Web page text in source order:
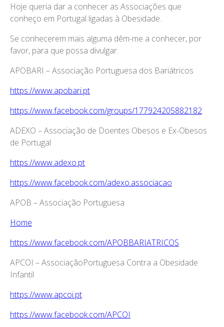
Hoje queria dar a conhecer as Associações que
conheço em Portugal ligadas à Obesidade.
Se conhecerem mais alguma dêm-me a conhecer, por
favor, para que possa divulgar.
APOBARI – Associação Portuguesa dos Bariátricos
https://www.apobari.pt
https://www.facebook.com/groups/177924205882182
ADEXO – Associação de Doentes Obesos e Ex-Obesos
de Portugal
https://www.adexo.pt
https://www.facebook.com/adexo.associacao
APOB – Associação Portuguesa
Home
https://www.facebook.com/APOBBARIATRICOS
APCOI – AssociaçãoPortuguesa Contra a Obesidade
Infantil
https://www.apcoi.pt
https://www.facebook.com/APCOI